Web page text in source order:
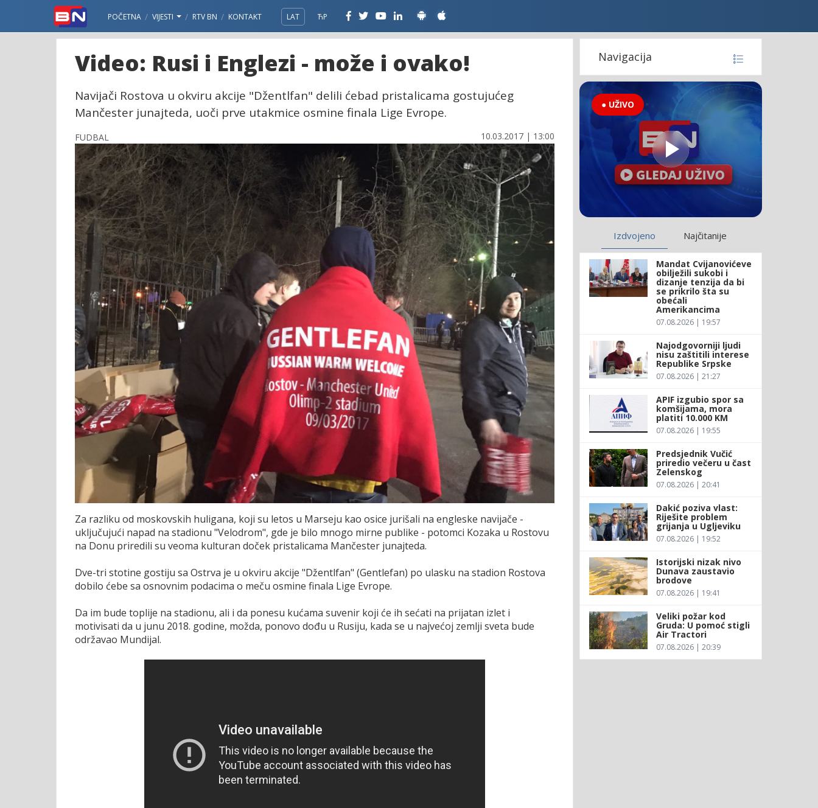
POČETNA VIJESTI RTV BN KONTAKT LAT ЋР
Video: Rusi i Englezi - može i ovako!
Navijači Rostova u okviru akcije "Džentlfan" delili ćebad pristalicama gostujućeg
Mančester junajteda, uoči prve utakmice osmine finala Lige Evrope.
FUDBAL 10.03.2017 | 13:00
Za razliku od moskovskih huligana, koji su letos u Marseju kao osice jurišali na engleske navijače -
uključujući napad na stadionu "Velodrom", gde je bilo mnogo mirne publike - potomci Kozaka u Rostovu
na Donu priredili su veoma kulturan doček pristalicama Mančester junajteda.
Dve-tri stotine gostiju sa Ostrva je u okviru akcije "Džentlfan" (Gentlefan) po ulasku na stadion Rostova
dobilo ćebe sa osnovnim podacima o meču osmine finala Lige Evrope.
Da im bude toplije na stadionu, ali i da ponesu kućama suvenir koji će ih sećati na prijatan izlet i
motivisati da u junu 2018. godine, možda, ponovo dođu u Rusiju, kada se u najvećoj zemlji sveta bude
održavao Mundijal.
Navigacija
● UŽIVO
Izdvojeno Najčitanije
Mandat Cvijanovićeve
obilježili sukobi i
dizanje tenzija da bi
se prikrilo šta su
obećali
Amerikancima
07.08.2026 | 19:57
Najodgovorniji ljudi
nisu zaštitili interese
Republike Srpske
07.08.2026 | 21:27
APIF izgubio spor sa
komšijama, mora
platiti 10.000 KM
07.08.2026 | 19:55
Predsjednik Vučić
priredio večeru u čast
Zelenskog
07.08.2026 | 20:41
Dakić poziva vlast:
Riješite problem
grijanja u Ugljeviku
07.08.2026 | 19:52
Istorijski nizak nivo
Dunava zaustavio
brodove
07.08.2026 | 19:41
Veliki požar kod
Gruda: U pomoć stigli
Air Tractori
07.08.2026 | 20:39